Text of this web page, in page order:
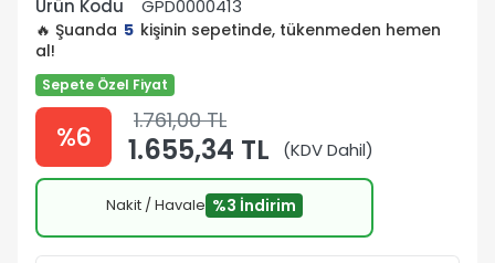
Ürün Kodu
GPD0000413
🔥 Şuanda 5 kişinin sepetinde, tükenmeden hemen
al!
Sepete Özel Fiyat
%6 1.761,00 TL
1.655,34 TL (KDV Dahil)
Nakit / Havale %3 İndirim